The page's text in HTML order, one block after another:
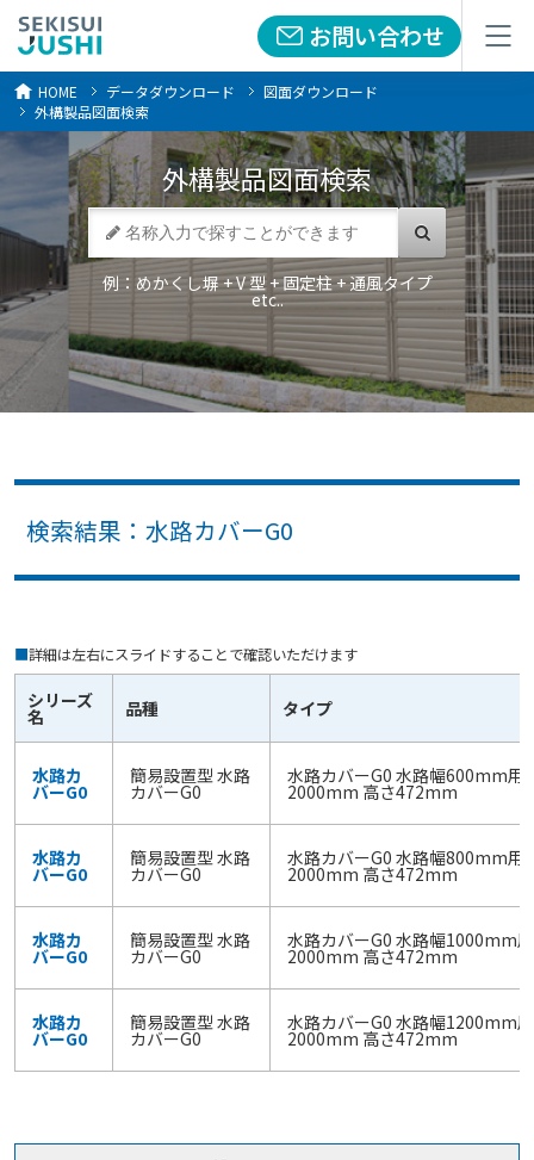
お問い合わせ
メニュー お問い合わせ
メニュー
HOME データダウンロード
図面ダウンロード
外構製品図面検索
外構製品図面検索
例：めかくし塀 + V 型 + 固定柱 + 通風タイプ
etc..
検索結果：水路カバーG0
■詳細は左右にスライドすることで確認いただけます
シリーズ
名 品種 タイプ
水路カ
バーG0
簡易設置型 水路
カバーG0
水路カバーG0 水路幅600mm
2000mm 高さ472mm
水路カ
バーG0
簡易設置型 水路
カバーG0
水路カバーG0 水路幅800mm
2000mm 高さ472mm
水路カ
バーG0
簡易設置型 水路
カバーG0
水路カバーG0 水路幅1000mm
2000mm 高さ472mm
水路カ
バーG0
簡易設置型 水路
カバーG0
水路カバーG0 水路幅1200mm
2000mm 高さ472mm